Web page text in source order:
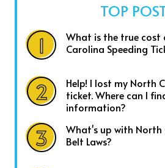
TOP
What is the true cost
Carolina Speeding
Help! I lost my North
ticket. Where can I
information?
What's up with North
Belt Laws?